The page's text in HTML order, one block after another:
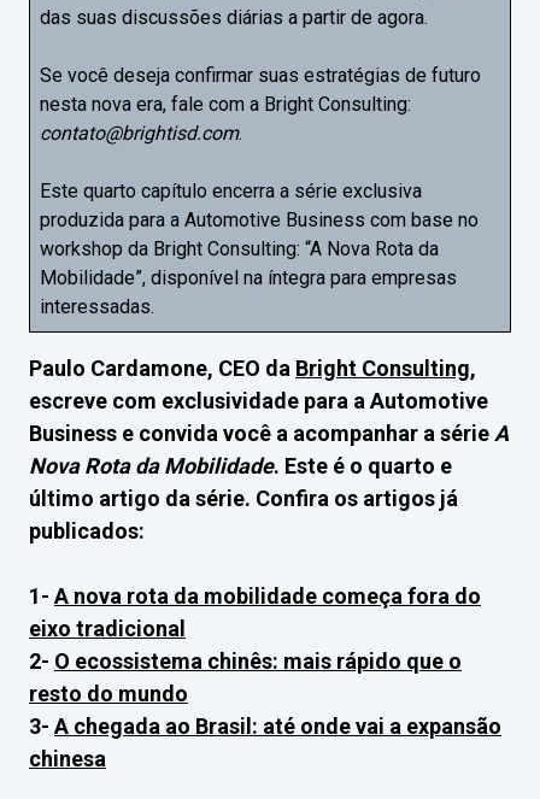
das suas discussões diárias a partir de agora.
Se você deseja confirmar suas estratégias de futuro
nesta nova era, fale com a Bright Consulting:
contato@brightisd.com.
Este quarto capítulo encerra a série exclusiva
produzida para a Automotive Business com base no
workshop da Bright Consulting: “A Nova Rota da
Mobilidade”, disponível na íntegra para empresas
interessadas.
Paulo Cardamone, CEO da Bright Consulting,
escreve com exclusividade para a Automotive
Business e convida você a acompanhar a sérieA
Nova Rota da Mobilidade. Este é o quarto e
último artigo da série. Confira os artigos já
publicados:
1-A nova rota da mobilidade começa fora do
eixo tradicional
2- O ecossistema chinês: mais rápido que o
resto do mundo
3-A chegada ao Brasil: até onde vai a expansão
chinesa